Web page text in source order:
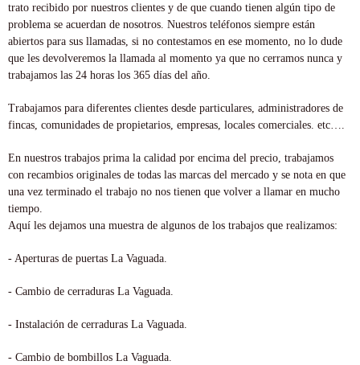
trato recibido por nuestros clientes y de que cuando tienen algún tipo de
problema se acuerdan de nosotros. Nuestros teléfonos siempre están
abiertos para sus llamadas, si no contestamos en ese momento, no lo dude
que les devolveremos la llamada al momento ya que no cerramos nunca y
trabajamos las 24 horas los 365 días del año.
Trabajamos para diferentes clientes desde particulares, administradores de
fincas, comunidades de propietarios, empresas, locales comerciales. etc….
En nuestros trabajos prima la calidad por encima del precio, trabajamos
con recambios originales de todas las marcas del mercado y se nota en que
una vez terminado el trabajo no nos tienen que volver a llamar en mucho
tiempo.
Aquí les dejamos una muestra de algunos de los trabajos que realizamos:
- Aperturas de puertas La Vaguada.
- Cambio de cerraduras La Vaguada.
- Instalación de cerraduras La Vaguada.
- Cambio de bombillos La Vaguada.